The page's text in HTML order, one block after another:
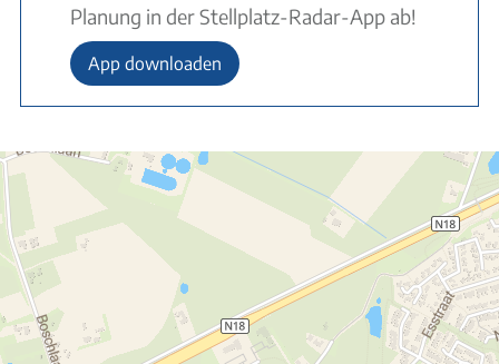
Planung in der Stellplatz-Radar-App ab!
App downloaden